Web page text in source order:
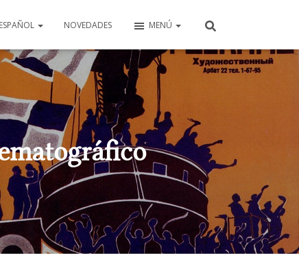
ESPAÑOL NOVEDADES MENÚ